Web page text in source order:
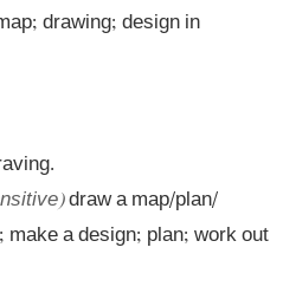
drawing; design in
draw a map/plan/
a design; plan; work out